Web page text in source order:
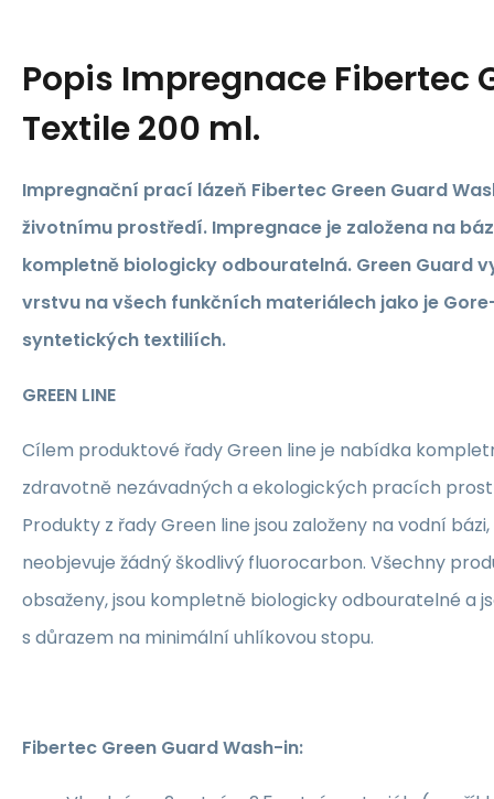
Popis Impregnace Fibertec
Textile 200 ml.
Impregnační prací lázeň Fibertec Green Guard
životnímu prostředí. Impregnace je založena na
kompletně biologicky odbouratelná. Green Guard
vrstvu na všech funkčních materiálech jako je
syntetických textiliích.
GREEN LINE
Cílem produktové řady Green line je nabídka
zdravotně nezávadných a ekologických pracích
Produkty z řady Green line jsou založeny na vodní
neobjevuje žádný škodlivý fluorocarbon. Všechny
obsaženy, jsou kompletně biologicky odbouratelné a
s důrazem na minimální uhlíkovou stopu.
Fibertec Green Guard Wash-in: